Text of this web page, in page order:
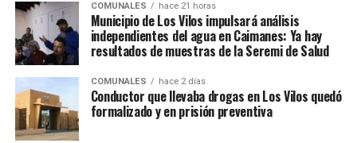
COMUNALES hace 21 horas
Municipio de Los Vilos impulsará análisis
independientes del agua en Caimanes: Ya hay
resultados de muestras de la Seremi de Salud
COMUNALES hace 2 días
Conductor que llevaba drogas en Los Vilos quedó
formalizado y en prisión preventiva